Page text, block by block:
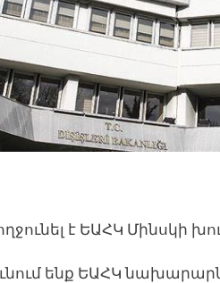
է ԵԱՀԿ Մինսկի
ենք ԵԱՀԿ